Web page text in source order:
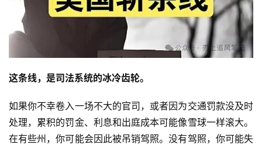
这条线，是司法系统的冰冷齿轮。
如果你不幸卷入一场不大的官司，或者因为交通罚款没及时
处理，累积的罚金、利息和出庭成本可能像雪球一样滚大。
在有些州，你可能会因此被吊销驾照。没有驾照，你可能失